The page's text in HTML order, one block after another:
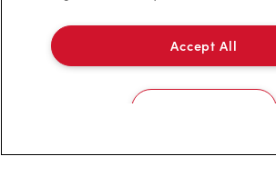
TM & © Tim Hortons, 2023
Accept All